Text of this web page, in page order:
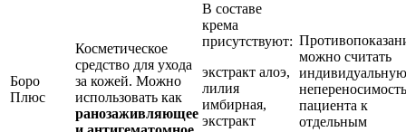
Боро
Плюс
Косметическое
средство для ухода
за кожей. Можно
использовать как
ранозаживляющее
В составе
крема
присутствуют:
экстракт алоэ,
лилия
имбирная,
экстракт
можно считать
индивидуальную
непереносимость
пациента к
отдельным